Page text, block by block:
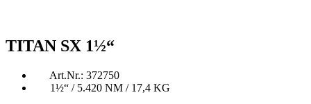
TITAN SX 1½“
Art.Nr.: 372750
1½“ / 5.420 NM / 17,4 KG